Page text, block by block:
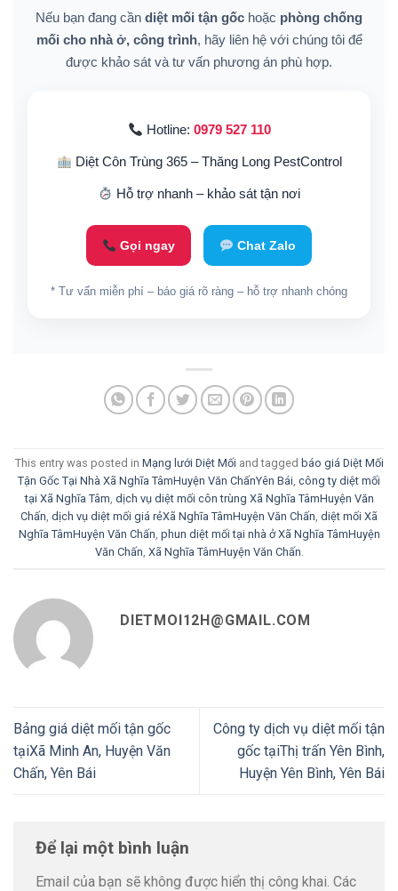
Nếu bạn đang cần diệt mối tận gốc hoặc phòng chống
mối cho nhà ở, công trình, hãy liên hệ với chúng tôi để
được khảo sát và tư vấn phương án phù hợp.
Hotline: 0979 527 110
Diệt Côn Trùng 365 – Thăng Long PestControl
Hỗ trợ nhanh – khảo sát tận nơi
Gọi ngay Chat Zalo
* Tư vấn miễn phí – báo giá rõ ràng – hỗ trợ nhanh chóng
This entry was posted in Mạng lưới Diệt Mối and tagged báo giá Diệt Mối
Tận Gốc Tại Nhà Xã Nghĩa TâmHuyện Văn ChấnYên Bái, công ty diệt mối
tại Xã Nghĩa Tâm, dịch vụ diệt mối côn trùng Xã Nghĩa TâmHuyện Văn
Chấn, dịch vụ diệt mối giá rẻXã Nghĩa TâmHuyện Văn Chấn, diệt mối Xã
Nghĩa TâmHuyện Văn Chấn, phun diệt mối tại nhà ở Xã Nghĩa TâmHuyện
Văn Chấn, Xã Nghĩa TâmHuyện Văn Chấn.
DIETMOI12H@GMAIL.COM
Bảng giá diệt mối tận gốc
tạiXã Minh An, Huyện Văn
Chấn, Yên Bái
Công ty dịch vụ diệt mối tận
gốc tạiThị trấn Yên Bình,
Huyện Yên Bình, Yên Bái
Để lại một bình luận
Email của bạn sẽ không được hiển thị công khai. Các